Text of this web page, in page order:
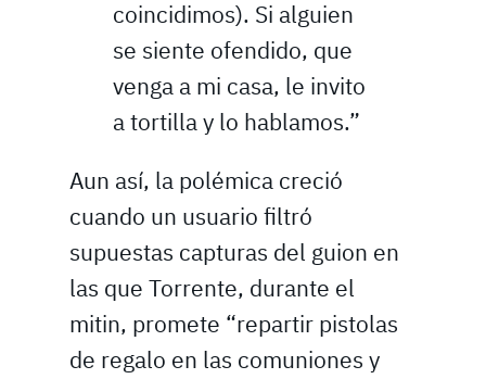
coincidimos). Si alguien
se siente ofendido, que
venga a mi casa, le invito
a tortilla y lo hablamos.”
Aun así, la polémica creció
cuando un usuario filtró
supuestas capturas del guion en
las que Torrente, durante el
mitin, promete “repartir pistolas
de regalo en las comuniones y